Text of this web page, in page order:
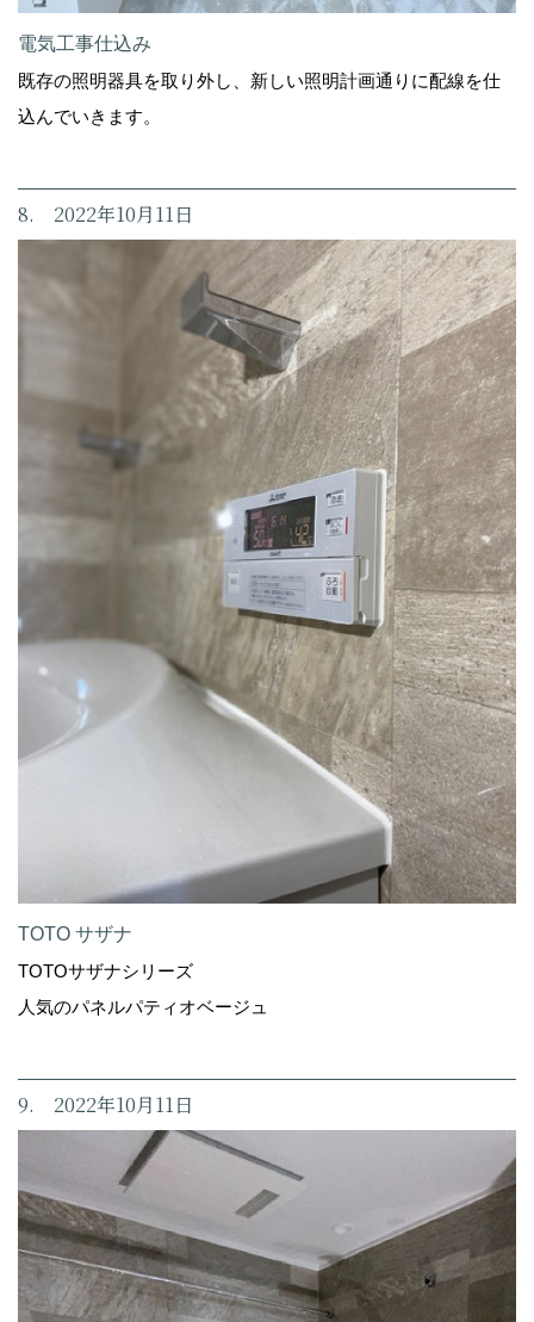
電気工事仕込み
既存の照明器具を取り外し、新しい照明計画通りに配線を仕
込んでいきます。
8. 2022年10月11日
TOTO サザナ
TOTOサザナシリーズ
人気のパネルパティオベージュ
9. 2022年10月11日